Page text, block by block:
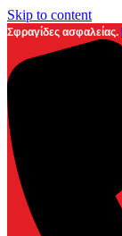
Skip to content
Σφραγίδες ασφαλείας.